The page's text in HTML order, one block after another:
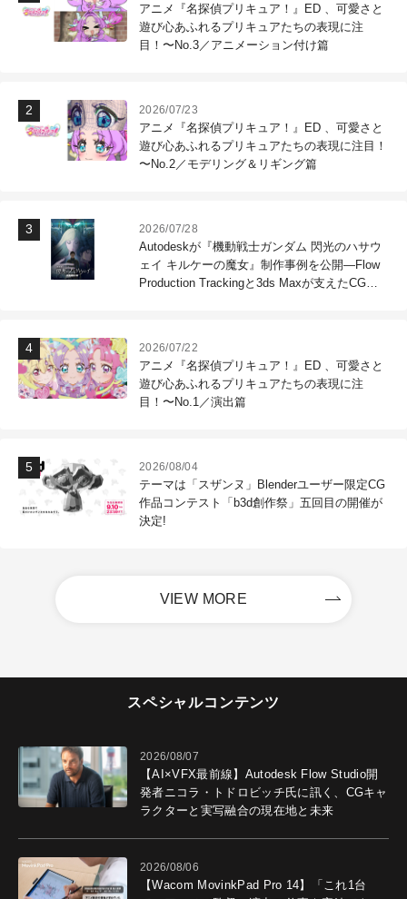
アニメ『名探偵プリキュア！』ED 、可愛さと
遊び心あふれるプリキュアたちの表現に注
目！〜No.3／アニメーション付け篇
2026/07/23
アニメ『名探偵プリキュア！』ED 、可愛さと
遊び心あふれるプリキュアたちの表現に注目！
〜No.2／モデリング＆リギング篇
2026/07/28
Autodeskが『機動戦士ガンダム 閃光のハサウ
ェイ キルケーの魔女』制作事例を公開―Flow
Production Trackingと3ds Maxが支えたCG制
2026/07/22
アニメ『名探偵プリキュア！』ED 、可愛さと
遊び心あふれるプリキュアたちの表現に注
目！〜No.1／演出篇
2026/08/04
テーマは「スザンヌ」Blenderユーザー限定CG
作品コンテスト「b3d創作祭」五回目の開催が
決定!
VIEW MORE
スペシャルコンテンツ
2026/08/07
【AI×VFX最前線】Autodesk Flow Studio開
発者ニコラ・トドロビッチ氏に訊く、CGキャ
ラクターと実写融合の現在地と未来
2026/08/06
【Wacom MovinkPad Pro 14】「これ1台